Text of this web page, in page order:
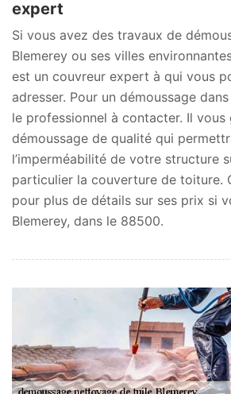
expert
Si vous avez des travaux de
Blemerey ou ses villes
est un couvreur expert à qui vous
adresser. Pour un démoussage
le professionnel à contacter. Il vous
démoussage de qualité qui
l’imperméabilité de votre structure
particulier la couverture de toiture.
pour plus de détails sur ses prix si
Blemerey, dans le 88500.